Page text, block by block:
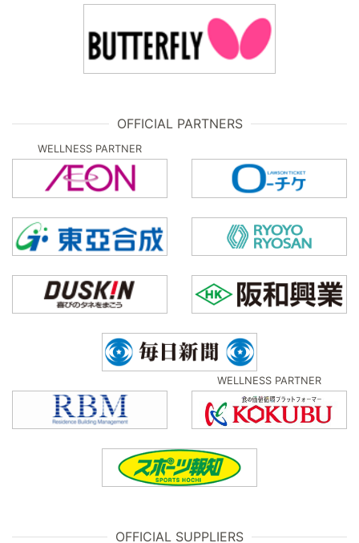
OFFICIAL PARTNERS
WELLNESS PARTNER
WELLNESS PARTNER
OFFICIAL SUPPLIERS